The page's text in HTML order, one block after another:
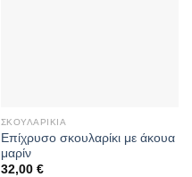
ΣΚΟΥΛΑΡΊΚΙΑ
Επίχρυσο σκουλαρίκι με άκουα
μαρίν
32,00 €